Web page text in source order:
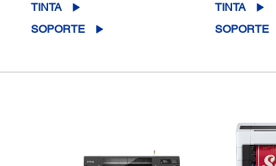
TINTA
SOPORTE
TINTA
SOPORTE